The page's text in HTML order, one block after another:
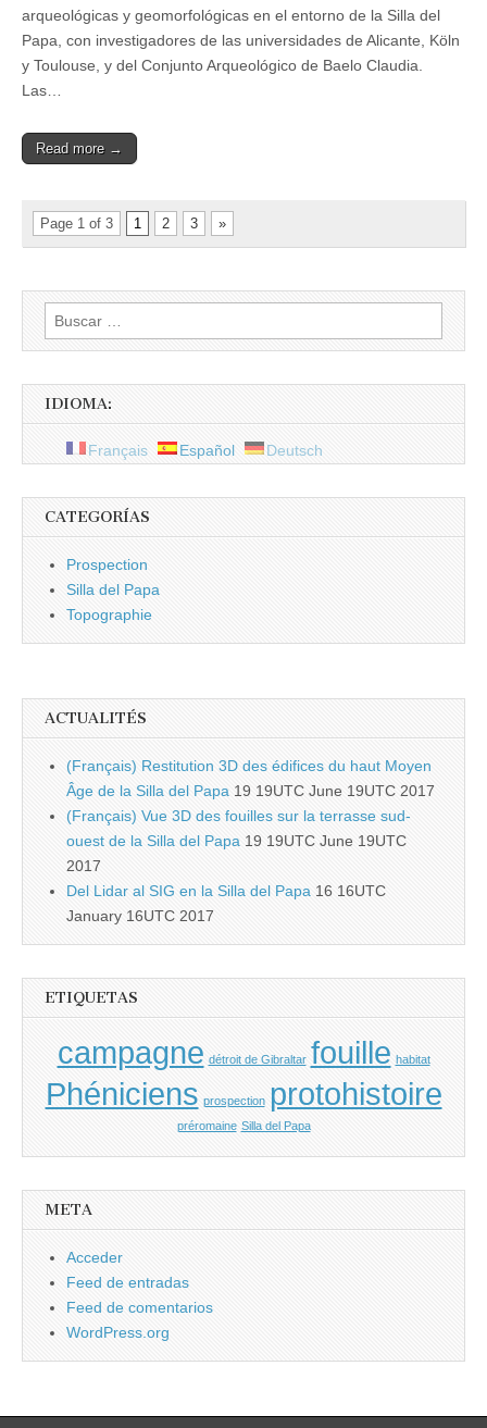
arqueológicas y geomorfológicas en el entorno de la Silla del
Papa, con investigadores de las universidades de Alicante, Köln
y Toulouse, y del Conjunto Arqueológico de Baelo Claudia.
Las…
Read more →
Page 1 of 3 1 2 3 »
Buscar:
IDIOMA:
Français Español Deutsch
CATEGORÍAS
Prospection
Silla del Papa
Topographie
ACTUALITÉS
(Français) Restitution 3D des édifices du haut Moyen
Âge de la Silla del Papa 19 19UTC June 19UTC 2017
(Français) Vue 3D des fouilles sur la terrasse sud-
ouest de la Silla del Papa 19 19UTC June 19UTC
2017
Del Lidar al SIG en la Silla del Papa 16 16UTC
January 16UTC 2017
ETIQUETAS
campagne détroit de Gibraltar fouille habitat
Phéniciens prospection protohistoire
préromaine Silla del Papa
META
Acceder
Feed de entradas
Feed de comentarios
WordPress.org